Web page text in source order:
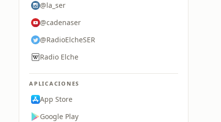
@la_ser
@cadenaser
@RadioElcheSER
Radio Elche
APLICACIONES
App Store
Google Play